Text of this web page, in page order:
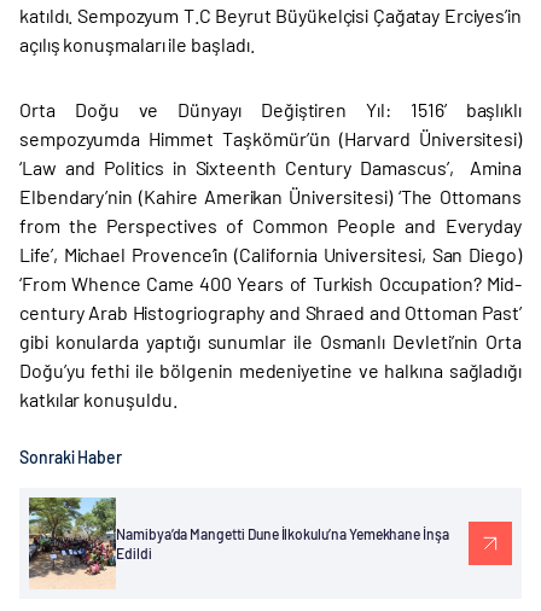
katıldı. Sempozyum T.C Beyrut Büyükelçisi Çağatay Erciyes’in
açılış konuşmaları ile başladı.
Orta Doğu ve Dünyayı Değiştiren Yıl: 1516’ başlıklı
sempozyumda Himmet Taşkömür’ün (Harvard Üniversitesi)
‘Law and Politics in Sixteenth Century Damascus’, Amina
Elbendary’nin (Kahire Amerikan Üniversitesi) ‘The Ottomans
from the Perspectives of Common People and Everyday
Life’, Michael Provence’in (California Universitesi, San Diego)
‘From Whence Came 400 Years of Turkish Occupation? Mid-
century Arab Histogriography and Shraed and Ottoman Past’
gibi konularda yaptığı sunumlar ile Osmanlı Devleti’nin Orta
Doğu’yu fethi ile bölgenin medeniyetine ve halkına sağladığı
katkılar konuşuldu.
Sonraki Haber
Namibya’da Mangetti Dune İlkokulu’na Yemekhane İnşa
Edildi